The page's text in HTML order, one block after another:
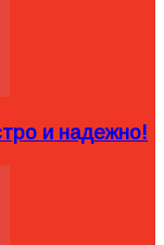
и надежно!